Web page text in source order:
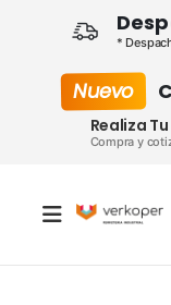
*
Nuevo
Realiza
Compra y